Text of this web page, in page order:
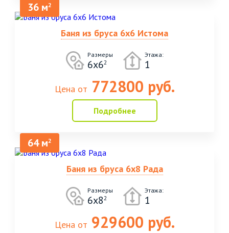
36 м2
Баня из бруса 6х6 Истома
Размеры
6х62
Этажа:
1
Цена от 772800 руб.
Подробнее
64 м2
Баня из бруса 6х8 Рада
Размеры
6х82
Этажа:
1
Цена от 929600 руб.